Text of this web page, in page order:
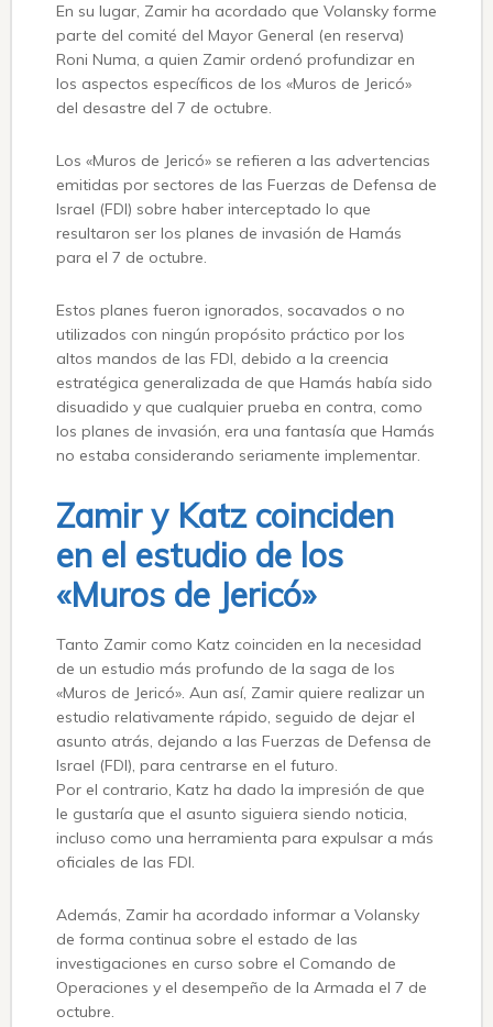
En su lugar, Zamir ha acordado que Volansky forme
parte del comité del Mayor General (en reserva)
Roni Numa, a quien Zamir ordenó profundizar en
los aspectos específicos de los «Muros de Jericó»
del desastre del 7 de octubre.
Los «Muros de Jericó» se refieren a las advertencias
emitidas por sectores de las Fuerzas de Defensa de
Israel (FDI) sobre haber interceptado lo que
resultaron ser los planes de invasión de Hamás
para el 7 de octubre.
Estos planes fueron ignorados, socavados o no
utilizados con ningún propósito práctico por los
altos mandos de las FDI, debido a la creencia
estratégica generalizada de que Hamás había sido
disuadido y que cualquier prueba en contra, como
los planes de invasión, era una fantasía que Hamás
no estaba considerando seriamente implementar.
Zamir y Katz coinciden
en el estudio de los
«Muros de Jericó»
Tanto Zamir como Katz coinciden en la necesidad
de un estudio más profundo de la saga de los
«Muros de Jericó». Aun así, Zamir quiere realizar un
estudio relativamente rápido, seguido de dejar el
asunto atrás, dejando a las Fuerzas de Defensa de
Israel (FDI), para centrarse en el futuro.
Por el contrario, Katz ha dado la impresión de que
le gustaría que el asunto siguiera siendo noticia,
incluso como una herramienta para expulsar a más
oficiales de las FDI.
Además, Zamir ha acordado informar a Volansky
de forma continua sobre el estado de las
investigaciones en curso sobre el Comando de
Operaciones y el desempeño de la Armada el 7 de
octubre.